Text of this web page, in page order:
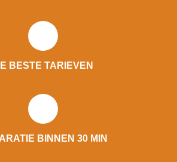
BESTE TARIEVEN
BINNEN 30 MIN